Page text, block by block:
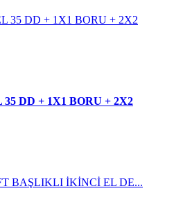
DD + 1X1 BORU + 2X2